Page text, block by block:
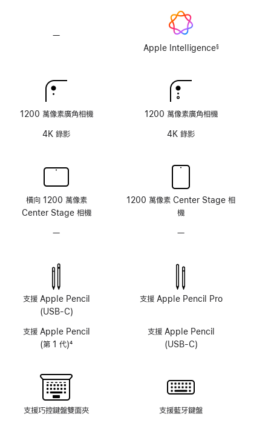
—
1200 萬像素廣角相機
4K 錄影
橫向 1200 萬像素
Center Stage 相機
—
相
機
支援 Apple Pencil
(USB-C)
支援 Apple Pencil
(第 1 代)4
支援巧控鍵盤雙面夾
玻
璃
Apple Intelligence§
1200 萬像素廣角相機
4K 錄影
1200 萬像素 Center Stage 相
機
—
相
支援 Apple Pencil Pro
支援 Apple Pencil
(USB-C)
支援藍牙鍵盤